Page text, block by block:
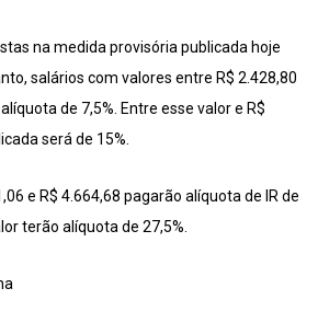
na medida provisória publicada hoje
salários com valores entre R$ 2.428,80
de 7,5%. Entre esse valor e R$
será de 15%.
e R$ 4.664,68 pagarão alíquota de IR de
terão alíquota de 27,5%.